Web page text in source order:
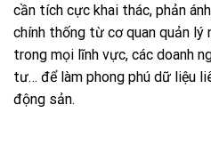
cần tích cực khai thác, phản
chính thống từ cơ quan quản lý
trong mọi lĩnh vực, các doanh
tư… để làm phong phú dữ liệu
động sản.